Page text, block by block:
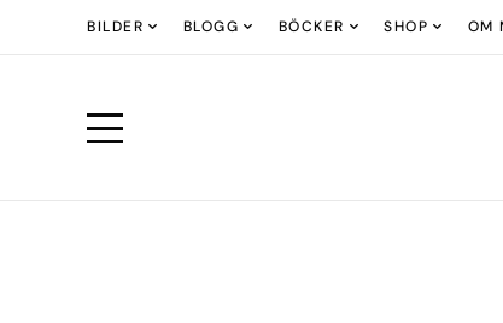
BILDER BLOGG BÖCKER SHOP OM